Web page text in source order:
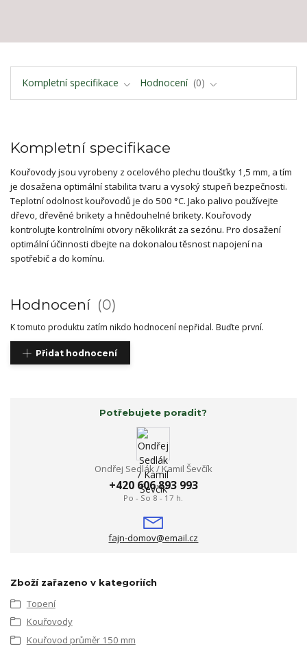
Kompletní specifikace Hodnocení 0
Kompletní specifikace
Kouřovody jsou vyrobeny z ocelového plechu tloušťky 1,5 mm, a tím
je dosažena optimální stabilita tvaru a vysoký stupeň bezpečnosti.
Teplotní odolnost kouřovodů je do 500 °C. Jako palivo používejte
dřevo, dřevěné brikety a hnědouhelné brikety. Kouřovody
kontrolujte kontrolními otvory několikrát za sezónu. Pro dosažení
optimální účinnosti dbejte na dokonalou těsnost napojení na
spotřebič a do komínu.
Hodnocení 0
K tomuto produktu zatím nikdo hodnocení nepřidal. Buďte první.
Přidat hodnocení
Potřebujete poradit?
Ondřej Sedlák / Kamil Ševčík
+420 606 893 993
Po - So 8 - 17 h.
fajn-domov@email.cz
Zboží zařazeno v kategoriích
Topení
Kouřovody
Kouřovod průměr 150 mm